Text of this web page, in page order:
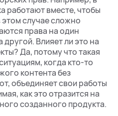
работают вместе, чтобы
этом случае сложно
права на один
Влияет ли это на
Да, потому что такая
когда кто-то
контента без
объединяет свои работы
как это отразится на
созданного продукта.